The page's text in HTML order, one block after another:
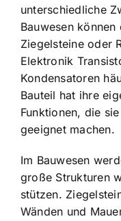
unterschiedliche
Bauwesen
Ziegelsteine oder
Elektronik
Kondensatoren
Bauteil hat ihre
Funktionen, die
geeignet machen.
Im Bauwesen
große Strukturen
stützen.
Wänden und